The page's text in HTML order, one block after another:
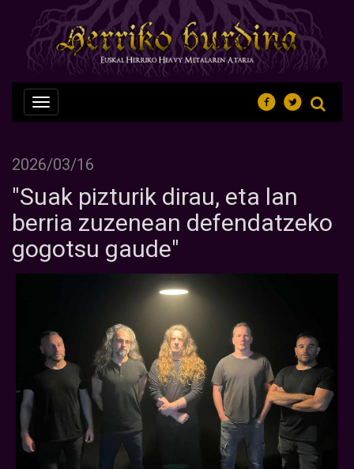
Nabegazioa
ireki
2026/03/16
"Suak pizturik dirau, eta lan
berria zuzenean defendatzeko
gogotsu gaude"